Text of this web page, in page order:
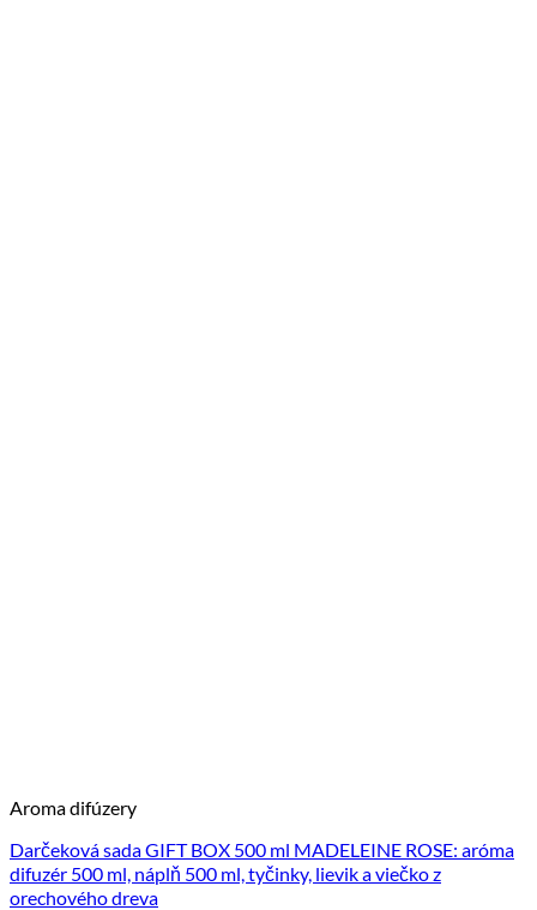
Aroma difúzery
Darčeková sada GIFT BOX 500 ml MADELEINE ROSE: aróma
difuzér 500 ml, náplň 500 ml, tyčinky, lievik a viečko z
orechového dreva